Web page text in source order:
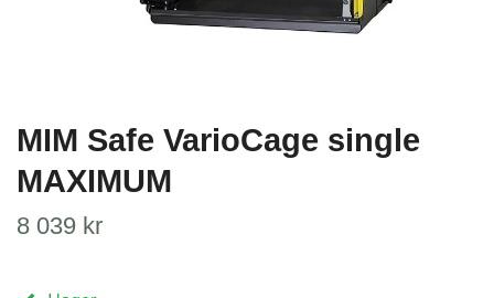
MIM Safe VarioCage single
MAXIMUM
8 039 kr